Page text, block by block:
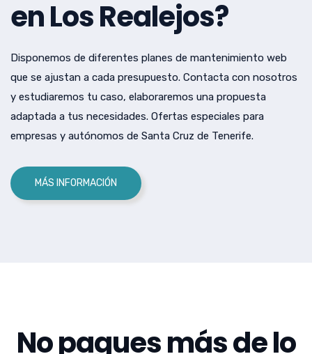
en Los Realejos?
Disponemos de diferentes planes de mantenimiento web
que se ajustan a cada presupuesto. Contacta con nosotros
y estudiaremos tu caso, elaboraremos una propuesta
adaptada a tus necesidades. Ofertas especiales para
empresas y autónomos de Santa Cruz de Tenerife.
MÁS INFORMACIÓN
No pagues más de lo